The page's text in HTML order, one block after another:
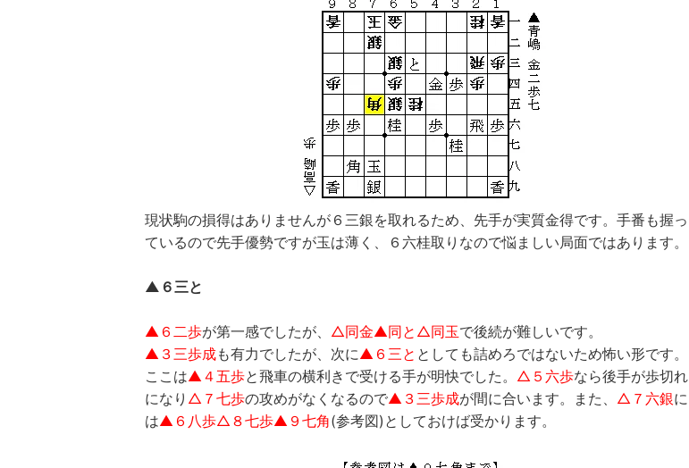
現状駒の損得はありませんが６三銀を取れるため、先手が実質金得です。手番も握っ
ているので先手優勢ですが玉は薄く、６六桂取りなので悩ましい局面ではあります。
▲６三と
▲６二歩が第一感でしたが、 △同金▲同と△同玉で後続が難しいです。
▲３三歩成も有力でしたが、次に▲６三と としても詰めろではないため怖い形です。
ここは▲４五歩と飛車の横利きで受ける手が明快でした。 △５六歩なら後手が歩切れ
になり △７七歩の攻めがなくなるので▲３三歩成が間に合います。また、 △７六銀に
は▲６八歩△８七歩▲９七角(参考図)としておけば受かります。